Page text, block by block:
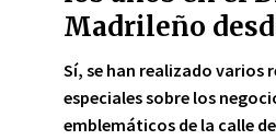
Madrileño
Sí, se han realizado varios
especiales sobre los
emblemáticos de la calle